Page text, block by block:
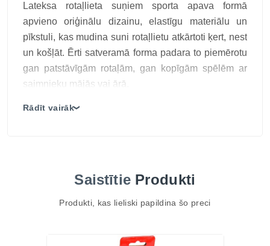
Lateksa rotaļlieta suņiem sporta apava formā
apvieno oriģinālu dizainu, elastīgu materiālu un
pīkstuli, kas mudina suni rotaļlietu atkārtoti ķert, nest
un košļāt. Ērti satveramā forma padara to piemērotu
gan patstāvīgām rotaļām, gan kopīgām spēlēm ar
saimnieku mājās vai ārā.
Rādīt vairāk❯
Saistītie Produkti
Produkti, kas lieliski papildina šo preci